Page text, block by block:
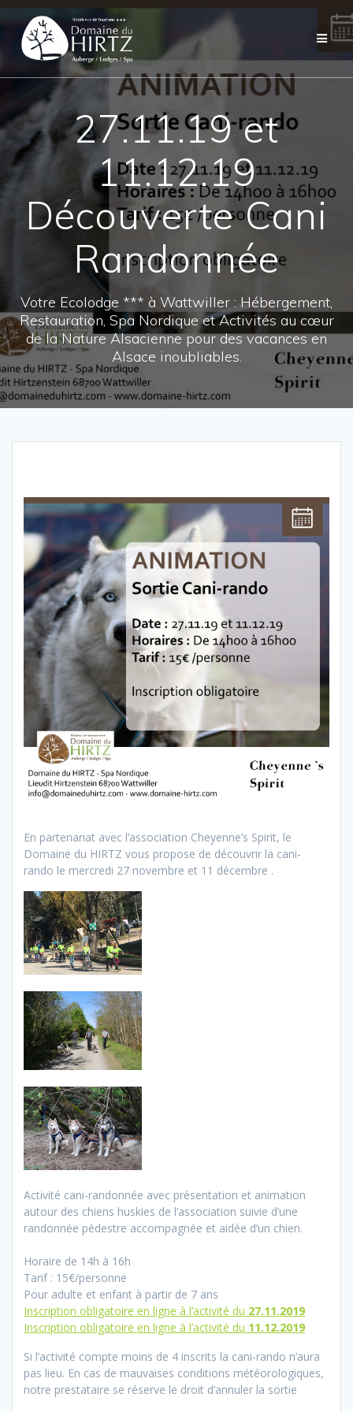
Skip
content
27.11.19 et
11.12.19
Découverte Cani
Randonnée
Votre Ecolodge *** à Wattwiller : Hébergement,
Restauration, Spa Nordique et Activités au cœur
de la Nature Alsacienne pour des vacances en
Alsace inoubliables.
En partenariat avec l’association Cheyenne’s Spirit, le
Domaine du HIRTZ vous propose de découvrir la cani-
rando le mercredi 27 novembre et 11 décembre .
Activité cani-randonnée avec présentation et animation
autour des chiens huskies de l’association suivie d’une
randonnée pédestre accompagnée et aidée d’un chien.
Horaire de 14h à 16h
Tarif : 15€/personne
Pour adulte et enfant à partir de 7 ans
Inscription obligatoire en ligne à l’activité du 27.11.2019
Inscription obligatoire en ligne à l’activité du 11.12.2019
Si l’activité compte moins de 4 inscrits la cani-rando n’aura
pas lieu. En cas de mauvaises conditions météorologiques,
notre prestataire se réserve le droit d’annuler la sortie